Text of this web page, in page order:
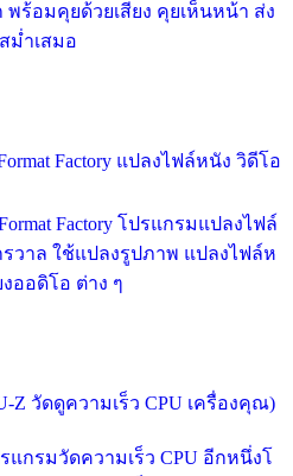
ร้อมคุยด้วยเสียง คุยเห็นหน้า ส่ง
ม่ำเสมอ
Factory แปลงไฟล์หนัง วิดีโอ
Factory โปรแกรมแปลงไฟล์
วาล ใช้แปลงรูปภาพ แปลงไฟล์ห
ออดิโอ ต่าง ๆ
Z วัดดูความเร็ว CPU เครื่องคุณ)
แกรมวัดความเร็ว CPU อีกหนึ่งโ